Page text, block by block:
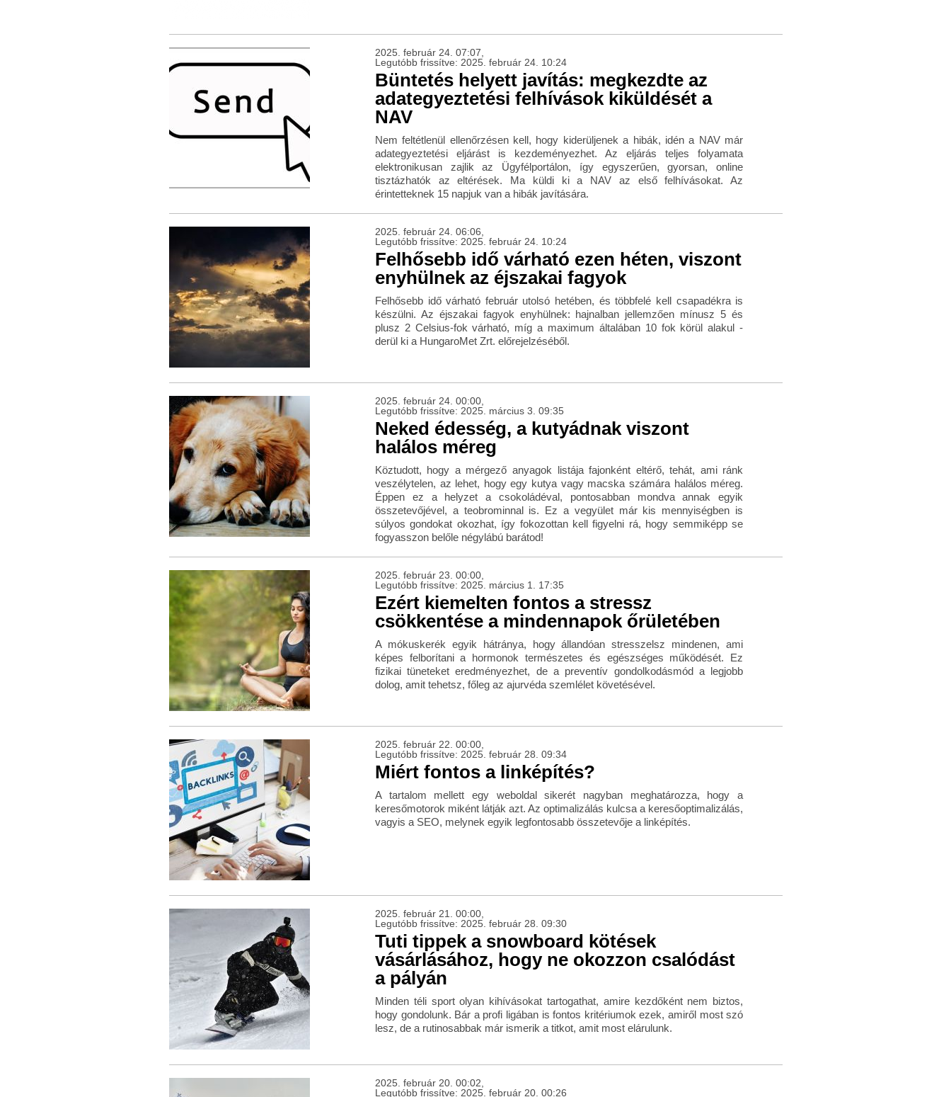
2025. február 24. 07:07,
Legutóbb frissítve: 2025. február 24. 10:24
Büntetés helyett javítás: megkezdte az
adategyeztetési felhívások kiküldését a
NAV
Nem feltétlenül ellenőrzésen kell, hogy kiderüljenek a hibák, idén a NAV már
adategyeztetési eljárást is kezdeményezhet. Az eljárás teljes folyamata
elektronikusan zajlik az Ügyfélportálon, így egyszerűen, gyorsan, online
tisztázhatók az eltérések. Ma küldi ki a NAV az első felhívásokat. Az
érintetteknek 15 napjuk van a hibák javítására.
2025. február 24. 06:06,
Legutóbb frissítve: 2025. február 24. 10:24
Felhősebb idő várható ezen héten, viszont
enyhülnek az éjszakai fagyok
Felhősebb idő várható február utolsó hetében, és többfelé kell csapadékra is
készülni. Az éjszakai fagyok enyhülnek: hajnalban jellemzően mínusz 5 és
plusz 2 Celsius-fok várható, míg a maximum általában 10 fok körül alakul -
derül ki a HungaroMet Zrt. előrejelzéséből.
2025. február 24. 00:00,
Legutóbb frissítve: 2025. március 3. 09:35
Neked édesség, a kutyádnak viszont
halálos méreg
Köztudott, hogy a mérgező anyagok listája fajonként eltérő, tehát, ami ránk
veszélytelen, az lehet, hogy egy kutya vagy macska számára halálos méreg.
Éppen ez a helyzet a csokoládéval, pontosabban mondva annak egyik
összetevőjével, a teobrominnal is. Ez a vegyület már kis mennyiségben is
súlyos gondokat okozhat, így fokozottan kell figyelni rá, hogy semmiképp se
fogyasszon belőle négylábú barátod!
2025. február 23. 00:00,
Legutóbb frissítve: 2025. március 1. 17:35
Ezért kiemelten fontos a stressz
csökkentése a mindennapok őrületében
A mókuskerék egyik hátránya, hogy állandóan stresszelsz mindenen, ami
képes felborítani a hormonok természetes és egészséges működését. Ez
fizikai tüneteket eredményezhet, de a preventív gondolkodásmód a legjobb
dolog, amit tehetsz, főleg az ajurvéda szemlélet követésével.
2025. február 22. 00:00,
Legutóbb frissítve: 2025. február 28. 09:34
Miért fontos a linképítés?
A tartalom mellett egy weboldal sikerét nagyban meghatározza, hogy a
keresőmotorok miként látják azt. Az optimalizálás kulcsa a keresőoptimalizálás,
vagyis a SEO, melynek egyik legfontosabb összetevője a linképítés.
2025. február 21. 00:00,
Legutóbb frissítve: 2025. február 28. 09:30
Tuti tippek a snowboard kötések
vásárlásához, hogy ne okozzon csalódást
a pályán
Minden téli sport olyan kihívásokat tartogathat, amire kezdőként nem biztos,
hogy gondolunk. Bár a profi ligában is fontos kritériumok ezek, amiről most szó
lesz, de a rutinosabbak már ismerik a titkot, amit most elárulunk.
2025. február 20. 00:02,
Legutóbb frissítve: 2025. február 20. 00:26